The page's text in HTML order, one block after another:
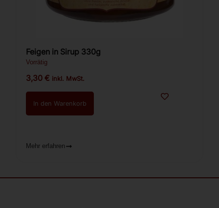
Feigen in Sirup 330g
Vorrätig
3,30€ inkl. MwSt.
In den Warenkorb
Mehr erfahren